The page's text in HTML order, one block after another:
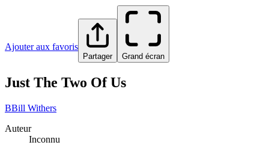
Ajouter aux favoris
Partager Grand écran
Just The Two Of Us
BBill Withers
Auteur
Inconnu